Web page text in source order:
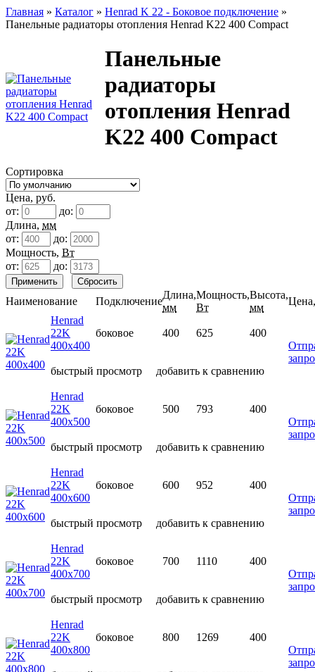
Главная » Каталог » Henrad K 22 - Боковое подключение »
Панельные радиаторы отопления Henrad K22 400 Compact
Панельные
радиаторы
отопления Henrad
K22 400 Compact
Сортировка
Цена, руб.
от:
до:
Длина, мм
от:
до:
Мощность, Вт
от:
до:
Наименование Подключение
Длина,
мм
Мощность,
Вт
Высота,
мм
Henrad
22K
400х400
боковое 400 625
400
быстрый просмотр
добавить к сравнению
Henrad
22K
400х500
боковое 500 793
400
быстрый просмотр
добавить к сравнению
Henrad
22K
400х600
боковое 600 952
400
быстрый просмотр
добавить к сравнению
Henrad
22K
400х700
боковое 700 1110
400
быстрый просмотр
добавить к сравнению
Henrad
22K
400х800
боковое 800 1269
400